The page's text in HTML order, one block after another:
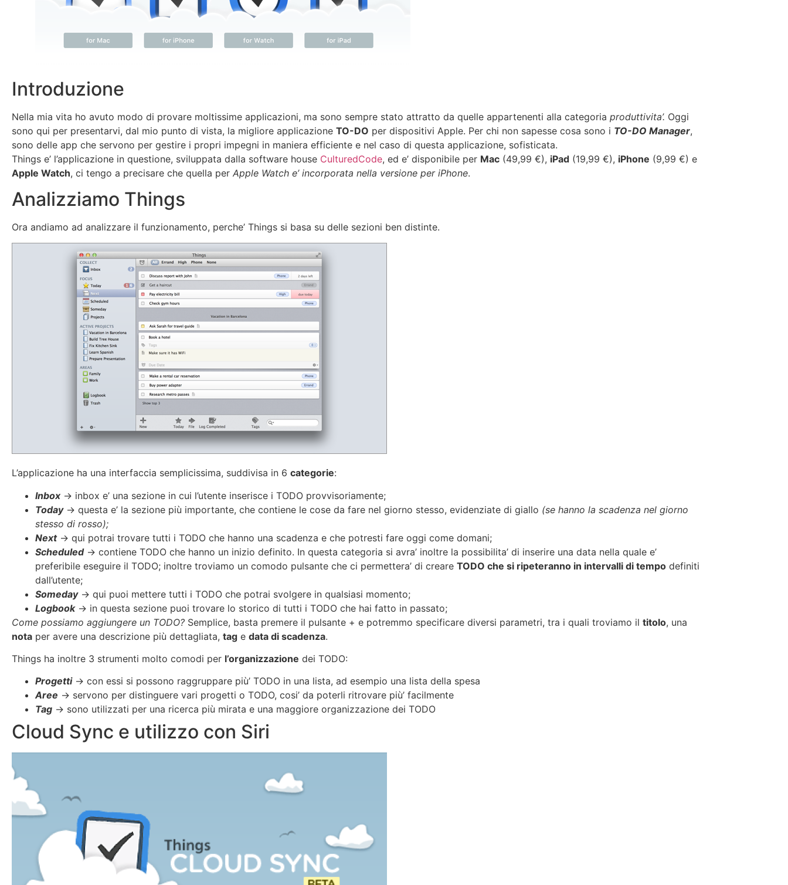
Introduzione
Nella mia vita ho avuto modo di provare moltissime applicazioni, ma sono sempre stato attratto da quelle appartenenti alla categoria produttivita’. Oggi
sono qui per presentarvi, dal mio punto di vista, la migliore applicazione TO-DO per dispositivi Apple. Per chi non sapesse cosa sono i TO-DO Manager,
sono delle app che servono per gestire i propri impegni in maniera efficiente e nel caso di questa applicazione, sofisticata.
Things e’ l’applicazione in questione, sviluppata dalla software house CulturedCode, ed e’ disponibile per Mac (49,99 €), iPad (19,99 €), iPhone (9,99 €) e
Apple Watch, ci tengo a precisare che quella per Apple Watch e’ incorporata nella versione per iPhone.
Analizziamo Things
Ora andiamo ad analizzare il funzionamento, perche’ Things si basa su delle sezioni ben distinte.
L’applicazione ha una interfaccia semplicissima, suddivisa in 6 categorie:
Inbox-> inbox e’ una sezione in cui l’utente inserisce i TODO provvisoriamente;
Today-> questa e’ la sezione più importante, che contiene le cose da fare nel giorno stesso, evidenziate di giallo (se hanno la scadenza nel giorno
stesso di rosso);
Next-> qui potrai trovare tutti i TODO che hanno una scadenza e che potresti fare oggi come domani;
Scheduled-> contiene TODO che hanno un inizio definito. In questa categoria si avra’ inoltre la possibilita’ di inserire una data nella quale e’
preferibile eseguire il TODO; inoltre troviamo un comodo pulsante che ci permettera’ di creare TODO che si ripeteranno in intervalli di tempo definiti
dall’utente;
Someday-> qui puoi mettere tutti i TODO che potrai svolgere in qualsiasi momento;
Logbook-> in questa sezione puoi trovare lo storico di tutti i TODO che hai fatto in passato;
Come possiamo aggiungere un TODO? Semplice, basta premere il pulsante + e potremmo specificare diversi parametri, tra i quali troviamo il titolo, una
nota per avere una descrizione più dettagliata, tag e data di scadenza.
Things ha inoltre 3 strumenti molto comodi per l’organizzazione dei TODO:
Progetti-> con essi si possono raggruppare più’ TODO in una lista, ad esempio una lista della spesa
Aree -> servono per distinguere vari progetti o TODO, cosi’ da poterli ritrovare più’ facilmente
Tag -> sono utilizzati per una ricerca più mirata e una maggiore organizzazione dei TODO
Cloud Sync e utilizzo con Siri